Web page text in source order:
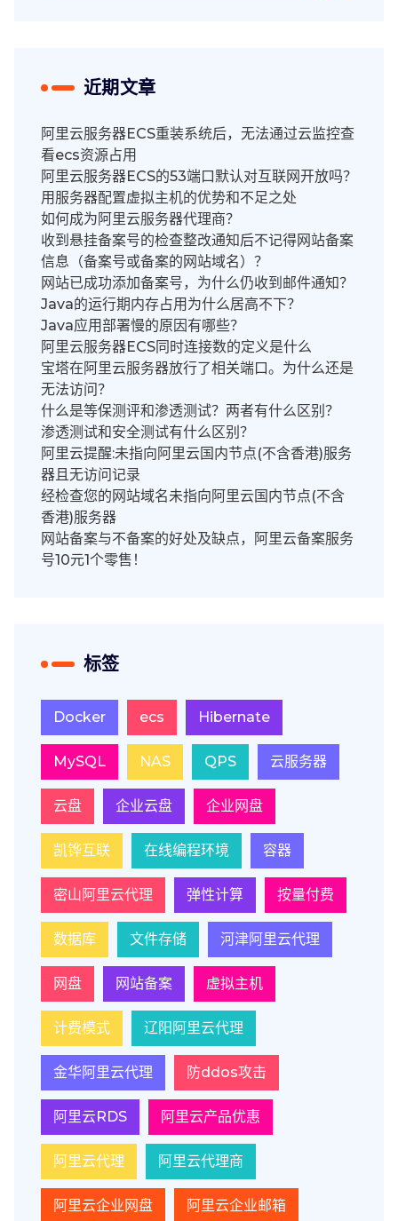
近期文章
阿里云服务器ECS重装系统后，无法通过云监控查
看ecs资源占用
阿里云服务器ECS的53端口默认对互联网开放吗？
用服务器配置虚拟主机的优势和不足之处
如何成为阿里云服务器代理商？
收到悬挂备案号的检查整改通知后不记得网站备案
信息（备案号或备案的网站域名）？
网站已成功添加备案号，为什么仍收到邮件通知？
Java的运行期内存占用为什么居高不下？
Java应用部署慢的原因有哪些？
阿里云服务器ECS同时连接数的定义是什么
宝塔在阿里云服务器放行了相关端口。为什么还是
无法访问？
什么是等保测评和渗透测试？两者有什么区别？
渗透测试和安全测试有什么区别？
阿里云提醒:未指向阿里云国内节点(不含香港)服务
器且无访问记录
经检查您的网站域名未指向阿里云国内节点(不含
香港)服务器
网站备案与不备案的好处及缺点，阿里云备案服务
号10元1个零售！
标签
Docker ecs Hibernate
MySQL NAS QPS 云服务器
云盘 企业云盘 企业网盘
凯铧互联 在线编程环境 容器
密山阿里云代理 弹性计算 按量付费
数据库 文件存储 河津阿里云代理
网盘 网站备案 虚拟主机
计费模式 辽阳阿里云代理
金华阿里云代理 防ddos攻击
阿里云RDS 阿里云产品优惠
阿里云代理 阿里云代理商
阿里云企业网盘 阿里云企业邮箱